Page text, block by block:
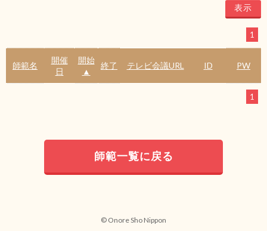
1
師範名
開催
日
開始
▲
終了 テレビ会議URL ID PW
1
師範一覧に戻る
© Onore Sho Nippon